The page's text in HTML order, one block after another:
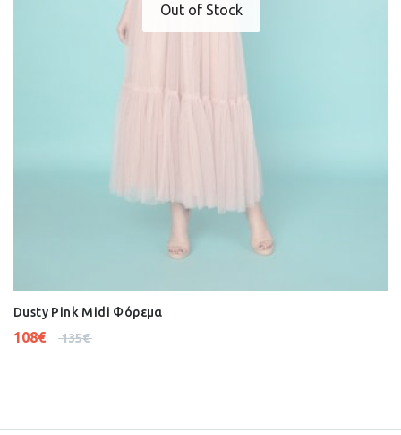
Out of Stock
Dusty Pink Midi Φόρεμα
135€
108€